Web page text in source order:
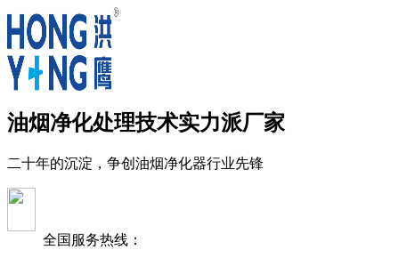
油烟净化处理技术实力派厂家
二十年的沉淀，争创油烟净化器行业先锋
全国服务热线：